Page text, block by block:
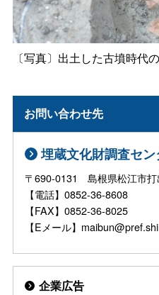
〔写真〕出土した古墳時代
お問い合わせ先
埋蔵文化財調査セン
〒690-0131 島根県松江市打
【電話】0852-36-8608
【FAX】0852-36-8025
【Eメール】
企業広告